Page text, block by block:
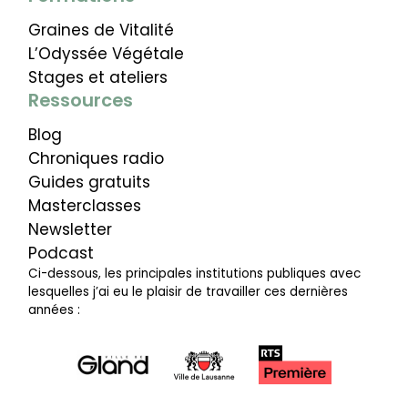
Graines de Vitalité
L’Odyssée Végétale
Stages et ateliers
Ressources
Blog
Chroniques radio
Guides gratuits
Masterclasses
Newsletter
Podcast
Ci-dessous, les principales institutions publiques avec
lesquelles j’ai eu le plaisir de travailler ces dernières
années :